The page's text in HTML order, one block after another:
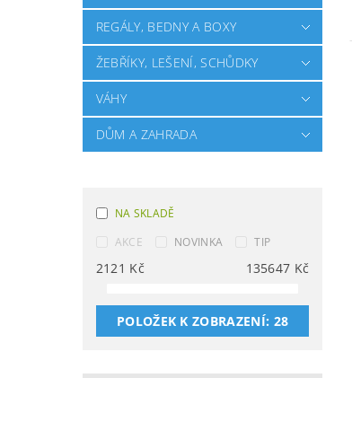
REGÁLY, BEDNY A BOXY
ŽEBŘÍKY, LEŠENÍ, SCHŮDKY
VÁHY
DŮM A ZAHRADA
NA SKLADĚ
AKCE
NOVINKA TIP
2121 Kč 135647 Kč
POLOŽEK K ZOBRAZENÍ: 28